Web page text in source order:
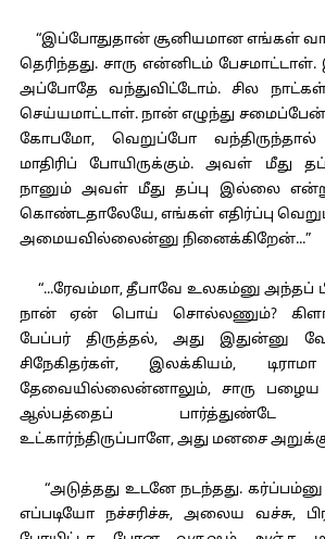
“இப்போதுதான் சூனியமான எங்கள்
தெரிந்தது. சாரு என்னிடம் பேசமாட்டாள்.
அப்போதே வந்துவிட்டோம். சில
செய்யமாட்டாள். நான் எழுந்து
கோபமோ, வெறுப்போ
மாதிரிப் போயிருக்கும். அவள் மீது
நானும் அவள் மீது தப்பு இல்லை என்று
கொண்டதாலேயே, எங்கள் எதிர்ப்பு
அமையவில்லைன்னு நினைக்கிறேன்...”
“...ரேவம்மா, தீபாவே உலகம்னு அந்தப்
நான் ஏன் பொய் சொல்லணும்?
பேப்பர் திருத்தல், அது இதுன்னு
சிநேகிதர்கள், இலக்கியம்,
தேவையில்லைன்னாலும், சாரு
ஆல்பத்தைப் பார்த்துண்டே
உட்கார்ந்திருப்பாளே, அது மனசை
“அடுத்தது உடனே நடந்தது. கர்ப்பம்னு
எப்படியோ நச்சரிச்சு, அலைய வச்சு,